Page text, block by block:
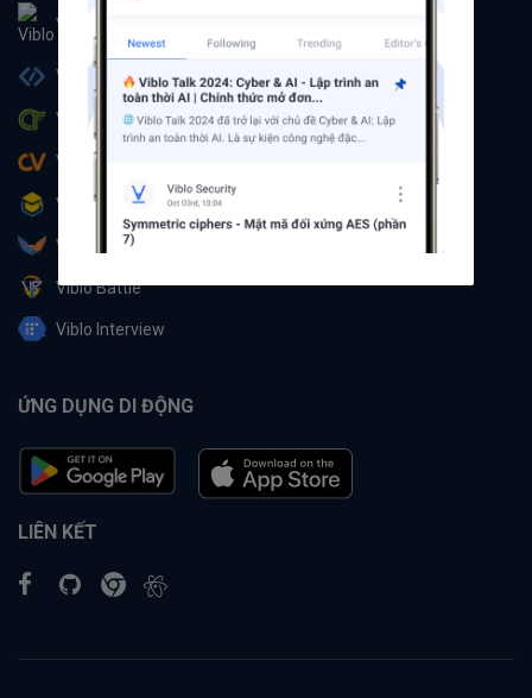
Viblo
Viblo Code
Viblo CTF
Viblo CV
Viblo Learning
Viblo Partner
Viblo Battle
Viblo Interview
ỨNG DỤNG DI ĐỘNG
LIÊN KẾT